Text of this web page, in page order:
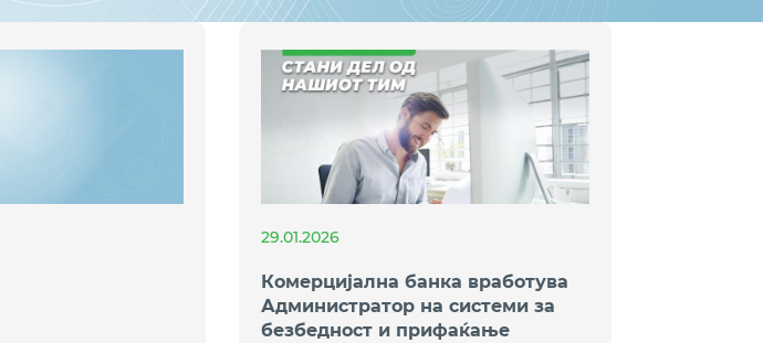
29.01.2026
Комерцијална банка вработува
Администратор на системи за
безбедност и прифаќање